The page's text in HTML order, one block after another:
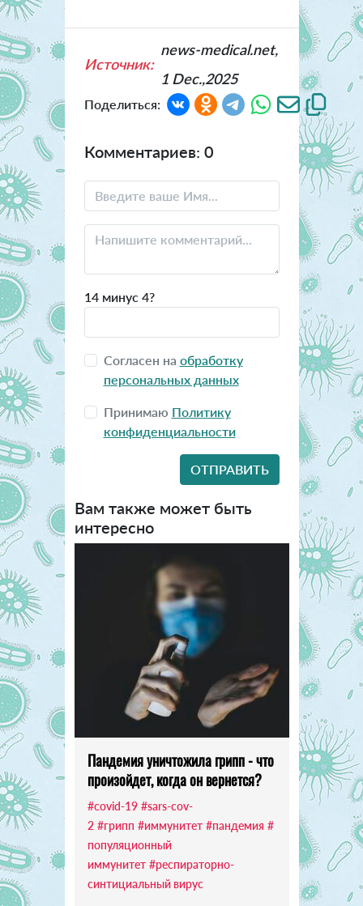
Источник:
news-medical.net,
1 Dec.,2025
Поделиться:
Комментариев: 0
14 минус 4?
Согласен на обработку
персональных данных
Принимаю Политику
конфиденциальности
Вам также может быть
интересно
Пандемия уничтожила грипп - что
произойдет, когда он вернется?
#covid-19 #sars-cov-
2 #грипп #иммунитет #пандемия #
популяционный
иммунитет #респираторно-
синтициальный вирус